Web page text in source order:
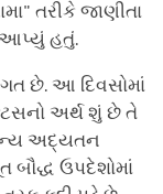
તરીકે જાણીતા
હતું.
છે. આ દિવસોમાં
અર્થ શું છે તે
અદ્યતન
બૌદ્ધ ઉપદેશોમાં